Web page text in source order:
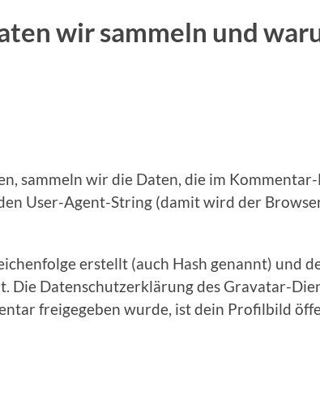
wir sammeln und
sammeln wir die Daten, die im
User-Agent-String (damit wird der
erstellt (auch Hash genannt) und
Die Datenschutzerklärung des Gravatar-
freigegeben wurde, ist dein Profilbild